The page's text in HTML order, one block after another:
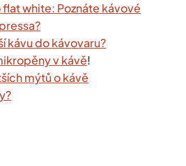
white: Poznáte kávové
kávu do kávovaru?
v kávě!
mýtů o kávě